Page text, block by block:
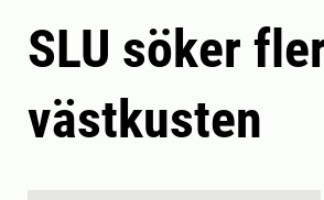
SLU söker
västkusten